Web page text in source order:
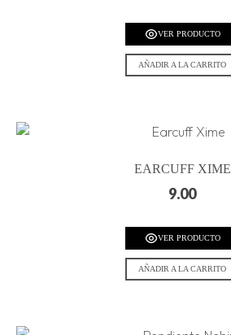
VER PRODUCTO
AÑADIR A LA CARRITO
EARCUFF XIME
9.00
VER PRODUCTO
AÑADIR A LA CARRITO